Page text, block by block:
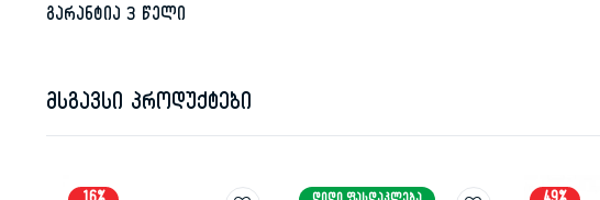
გარანტია 3 წელი
მსგავსი პროდუქტები